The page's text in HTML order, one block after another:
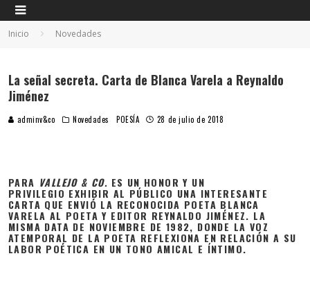
Inicio Novedades
La señal secreta. Carta de Blanca Varela a Reynaldo
Jiménez
adminv&co Novedades POESÍA 28 de julio de 2018
PARA VALLEJO & CO. ES UN HONOR Y UN
PRIVILEGIO EXHIBIR AL PÚBLICO UNA INTERESANTE
CARTA QUE ENVIÓ LA RECONOCIDA POETA BLANCA
VARELA AL POETA Y EDITOR REYNALDO JIMÉNEZ. LA
MISMA DATA DE NOVIEMBRE DE 1982, DONDE LA VOZ
ATEMPORAL DE LA POETA REFLEXIONA EN RELACIÓN A SU
LABOR POÉTICA EN UN TONO AMICAL E ÍNTIMO.